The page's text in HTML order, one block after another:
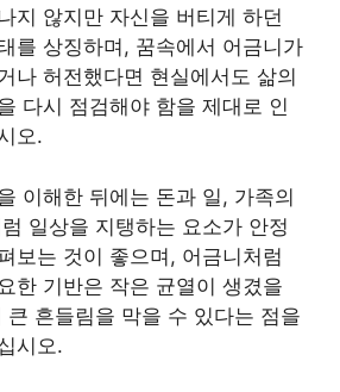
지 않지만 자신을 버티게 하던
를 상징하며, 꿈속에서 어금니가
나 허전했다면 현실에서도 삶의
다시 점검해야 함을 제대로 인
오.
이해한 뒤에는 돈과 일, 가족의
일상을 지탱하는 요소가 안정
보는 것이 좋으며, 어금니처럼
한 기반은 작은 균열이 생겼을
흔들림을 막을 수 있다는 점을
시오.